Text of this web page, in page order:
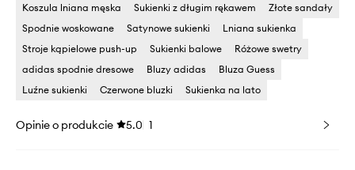
Koszula lniana męska
Sukienki z długim rękawem
Złote sandały
Spodnie woskowane
Satynowe sukienki
Lniana sukienka
Stroje kąpielowe push-up
Sukienki balowe
Różowe swetry
adidas spodnie dresowe
Bluzy adidas
Bluza Guess
Luźne sukienki
Czerwone bluzki Sukienka na lato
Opinie o produkcie 5.0 1